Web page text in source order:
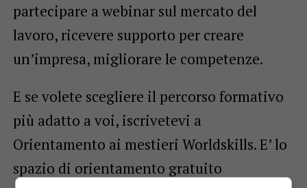
partecipare a webinar sul mercato del
lavoro, ricevere supporto per creare
un’impresa, migliorare le competenze.
E se volete scegliere il percorso formativo
più adatto a voi, iscrivetevi a
Orientamento ai mestieri Worldskills. E’ lo
spazio di orientamento gratuito